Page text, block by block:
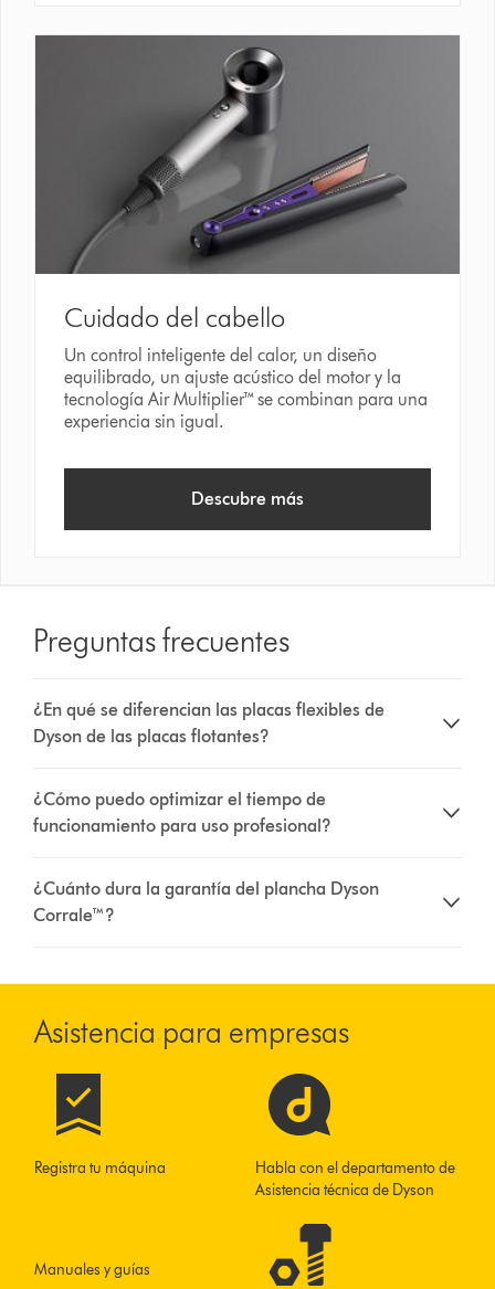
Cuidado del cabello
Un control inteligente del calor, un diseño
equilibrado, un ajuste acústico del motor y la
tecnología Air Multiplier™ se combinan para una
experiencia sin igual.
Descubre más
Preguntas frecuentes
¿En qué se diferencian las placas flexibles de
Dyson de las placas flotantes?
¿Cómo puedo optimizar el tiempo de
funcionamiento para uso profesional?
¿Cuánto dura la garantía del plancha Dyson
Corrale™?
Asistencia para empresas
Registra tu máquina
Habla con el departamento de
Asistencia técnica de Dyson
Manuales y guías